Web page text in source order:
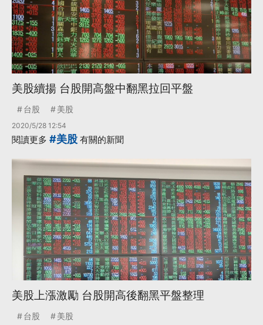
美股續揚 台股開高盤中翻黑拉回平盤
台股 美股
2020/5/28 12:54
閱讀更多 #美股 有關的新聞
美股上漲激勵 台股開高後翻黑平盤整理
台股 美股